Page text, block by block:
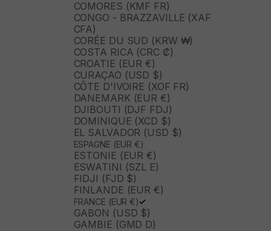
COMORES (KMF FR)
CONGO - BRAZZAVILLE (XAF
CFA)
CORÉE DU SUD (KRW ₩)
COSTA RICA (CRC ₡)
CROATIE (EUR €)
CURAÇAO (USD $)
CÔTE D'IVOIRE (XOF FR)
DANEMARK (EUR €)
DJIBOUTI (DJF FDJ)
DOMINIQUE (XCD $)
EL SALVADOR (USD $)
ESPAGNE (EUR €)
ESTONIE (EUR €)
ESWATINI (SZL E)
FIDJI (FJD $)
FINLANDE (EUR €)
FRANCE (EUR €)
GABON (USD $)
GAMBIE (GMD D)